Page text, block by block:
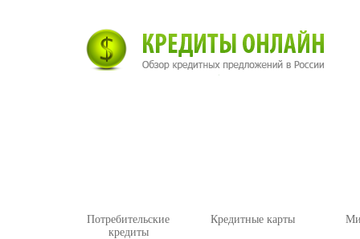
Потребительские
кредиты
Кредитные карты